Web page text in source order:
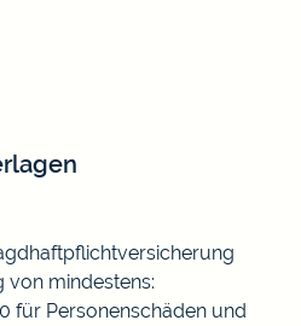
von mindestens:
für Personenschäden und